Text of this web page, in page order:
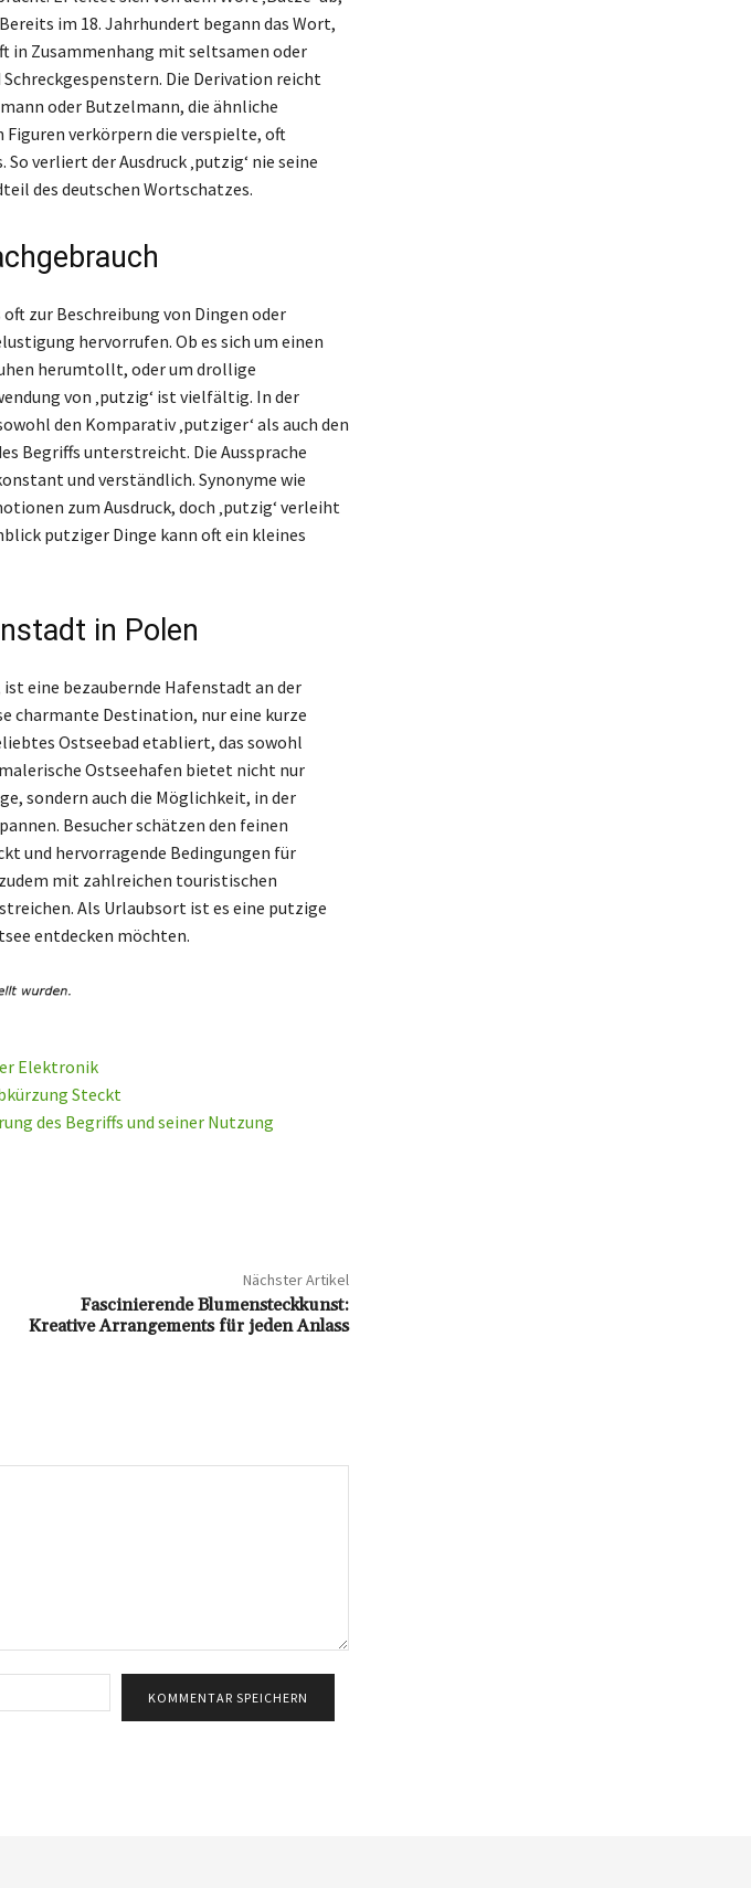
im 18. Jahrhundert begann das Wort,
in Zusammenhang mit seltsamen oder
Die Derivation reicht
oder Butzelmann, die ähnliche
verkörpern die verspielte, oft
verliert der Ausdruck ‚putzig‘ nie seine
des deutschen Wortschatzes.
zur Beschreibung von Dingen oder
hervorrufen. Ob es sich um einen
herumtollt, oder um drollige
von ‚putzig‘ ist vielfältig. In der
den Komparativ ‚putziger‘ als auch den
Begriffs unterstreicht. Die Aussprache
und verständlich. Synonyme wie
zum Ausdruck, doch ‚putzig‘ verleiht
putziger Dinge kann oft ein kleines
in Polen
eine bezaubernde Hafenstadt an der
charmante Destination, nur eine kurze
Ostseebad etabliert, das sowohl
Ostseehafen bietet nicht nur
sondern auch die Möglichkeit, in der
Besucher schätzen den feinen
und hervorragende Bedingungen für
mit zahlreichen touristischen
Als Urlaubsort ist es eine putzige
entdecken möchten.
Elektronik
Steckt
des Begriffs und seiner Nutzung
Nächster Artikel
Fascinierende Blumensteckkunst:
Kreative Arrangements für jeden Anlass
Mail:*